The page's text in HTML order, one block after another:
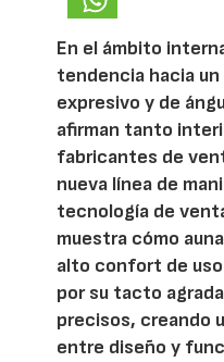
En el ámbito
tendencia hacia
expresivo y de
afirman tanto
fabricantes de
nueva línea de
tecnología de
muestra cómo
alto confort de
por su tacto
precisos, creando
entre diseño y